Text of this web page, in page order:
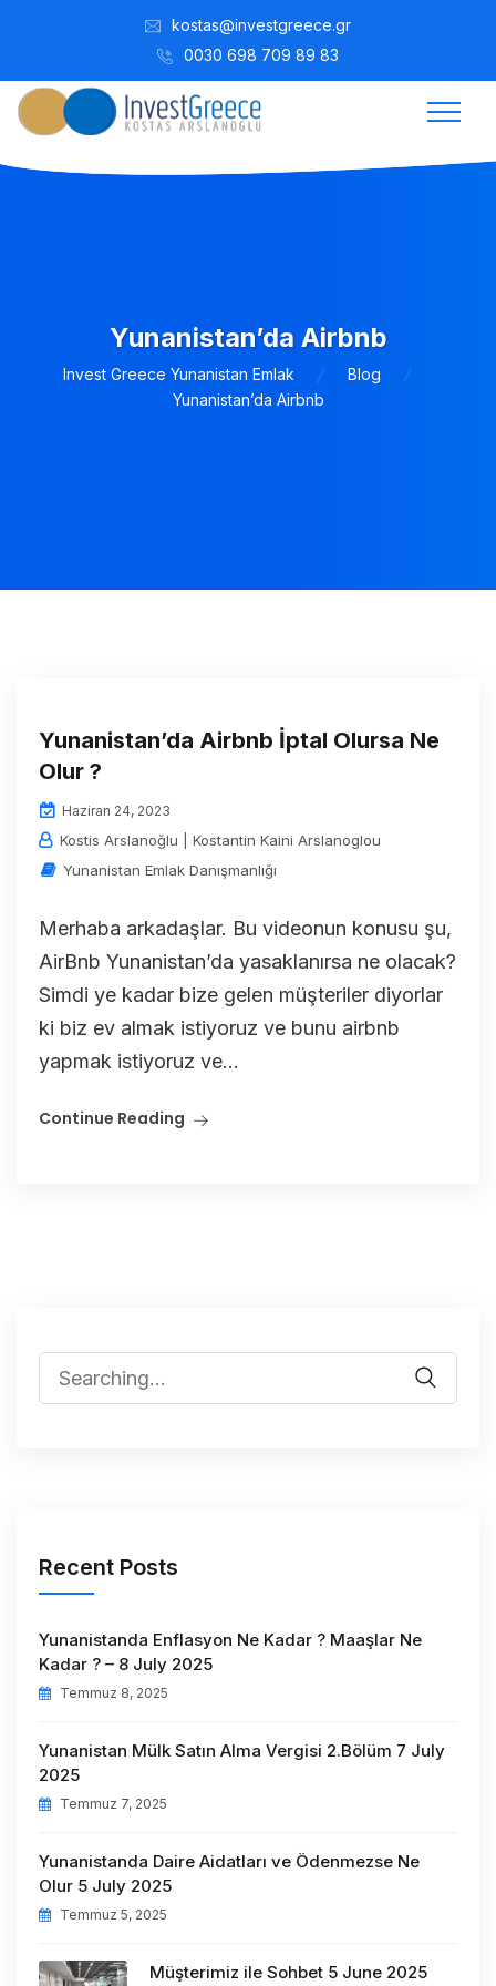
kostas@investgreece.gr
0030 698 709 89 83
Yunanistan’da Airbnb
Invest Greece Yunanistan Emlak
Blog
Yunanistan’da Airbnb
Yunanistan’da Airbnb İptal Olursa Ne
Olur ?
Haziran 24, 2023
Kostis Arslanoğlu | Kostantin Kaini Arslanoglou
Yunanistan Emlak Danışmanlığı
Merhaba arkadaşlar. Bu videonun konusu şu,
AirBnb Yunanistan’da yasaklanırsa ne olacak?
Simdi ye kadar bize gelen müşteriler diyorlar
ki biz ev almak istiyoruz ve bunu airbnb
yapmak istiyoruz ve...
Continue Reading
Recent Posts
Yunanistanda Enflasyon Ne Kadar ? Maaşlar Ne
Kadar ? – 8 July 2025
Temmuz 8, 2025
Yunanistan Mülk Satın Alma Vergisi 2.Bölüm 7 July
2025
Temmuz 7, 2025
Yunanistanda Daire Aidatları ve Ödenmezse Ne
Olur 5 July 2025
Temmuz 5, 2025
Müşterimiz ile Sohbet 5 June 2025